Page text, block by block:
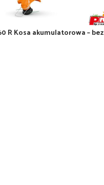
R Kosa akumulatorowa – bez